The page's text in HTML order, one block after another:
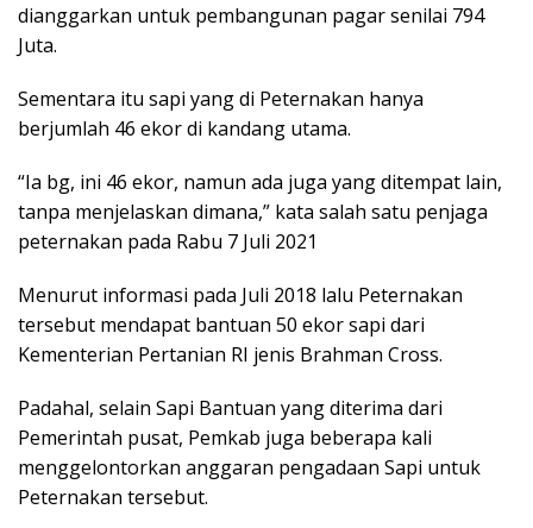
dianggarkan untuk pembangunan pagar senilai 794
Juta.
Sementara itu sapi yang di Peternakan hanya
berjumlah 46 ekor di kandang utama.
“Ia bg, ini 46 ekor, namun ada juga yang ditempat lain,
tanpa menjelaskan dimana,” kata salah satu penjaga
peternakan pada Rabu 7 Juli 2021
Menurut informasi pada Juli 2018 lalu Peternakan
tersebut mendapat bantuan 50 ekor sapi dari
Kementerian Pertanian RI jenis Brahman Cross.
Padahal, selain Sapi Bantuan yang diterima dari
Pemerintah pusat, Pemkab juga beberapa kali
menggelontorkan anggaran pengadaan Sapi untuk
Peternakan tersebut.